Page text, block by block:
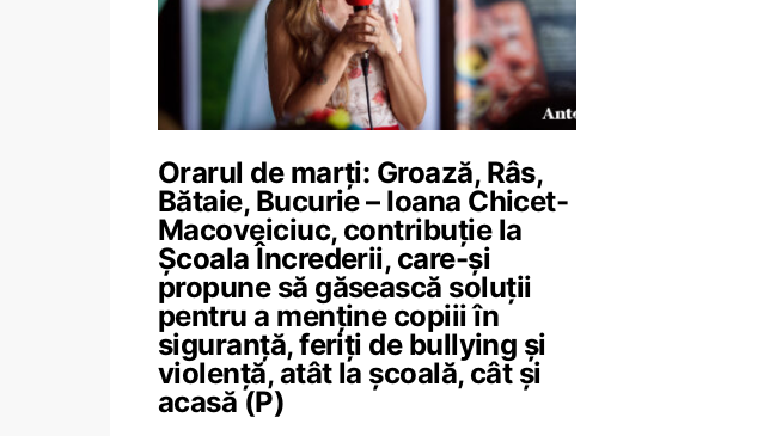
Orarul de marți: Groază, Râs,
Bătaie, Bucurie – Ioana Chicet-
Macoveiciuc, contribuție la
Școala Încrederii, care-și
propune să găsească soluții
pentru a menține copiii în
siguranță, feriți de bullying și
violență, atât la școală, cât și
acasă (P)